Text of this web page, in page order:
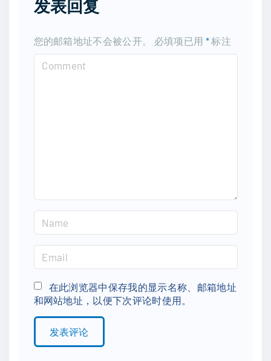
发表回复
您的邮箱地址不会被公开。 必填项已用 *标注
a
e
*
m
a
i
l
在此浏览器中保存我的显示名称、邮箱地址
和网站地址，以便下次评论时使用。